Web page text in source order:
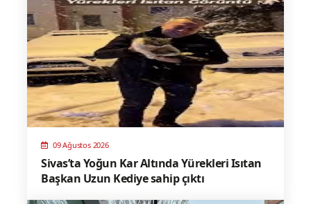
09 Ağustos 2026
Sivas’ta Yoğun Kar Altında Yürekleri Isıtan
Başkan Uzun Kediye sahip çıktı